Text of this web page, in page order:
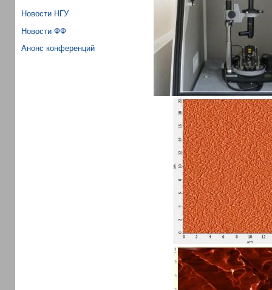
Новости НГУ
Новости ФФ
Анонс конференций